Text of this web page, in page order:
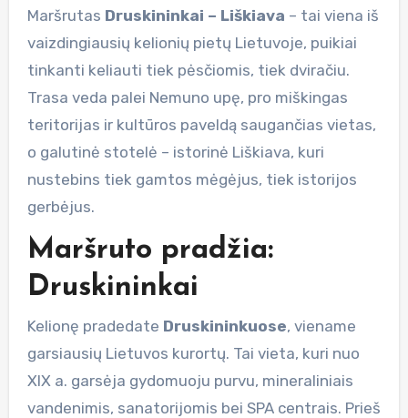
Maršrutas Druskininkai – Liškiava – tai viena iš
vaizdingiausių kelionių pietų Lietuvoje, puikiai
tinkanti keliauti tiek pėsčiomis, tiek dviračiu.
Trasa veda palei Nemuno upę, pro miškingas
teritorijas ir kultūros paveldą saugančias vietas,
o galutinė stotelė – istorinė Liškiava, kuri
nustebins tiek gamtos mėgėjus, tiek istorijos
gerbėjus.
Maršruto pradžia:
Druskininkai
Kelionę pradedate Druskininkuose, viename
garsiausių Lietuvos kurortų. Tai vieta, kuri nuo
XIX a. garsėja gydomuoju purvu, mineraliniais
vandenimis, sanatorijomis bei SPA centrais. Prieš